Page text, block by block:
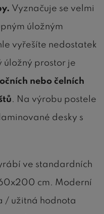
Vyznačuje se velmi
úložným
vyřešíte nedostatek
úložný prostor je
nebo čelních
. Na výrobu postele
desky s
ve standardních
cm. Moderní
/ užitná hodnota